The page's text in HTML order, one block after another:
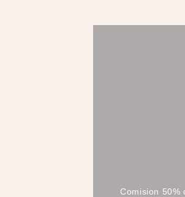
Comision 50%